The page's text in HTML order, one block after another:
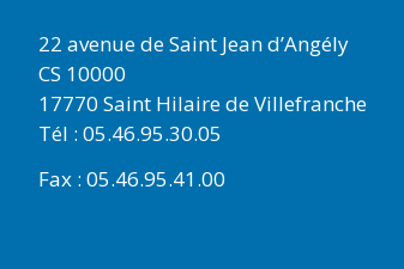
22 avenue de Saint Jean d’Angély
CS 10000
17770 Saint Hilaire de Villefranche
Tél : 05.46.95.30.05
Fax : 05.46.95.41.00